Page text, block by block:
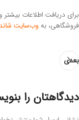
برای دریافت اطلاعات بیشتر
فروشگاهی، به وب‌سایت
بعدی
دیدگاهتان را